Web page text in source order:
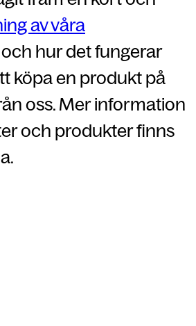
av våra
och hur det fungerar
köpa en produkt på
oss. Mer information
och produkter finns